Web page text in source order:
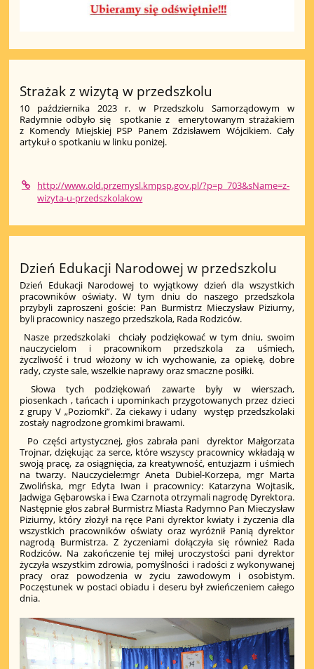
Strażak z wizytą w przedszkolu
10 października 2023 r. w Przedszkolu Samorządowym w
Radymnie odbyło się spotkanie z emerytowanym strażakiem
z Komendy Miejskiej PSP Panem Zdzisławem Wójcikiem. Cały
artykuł o spotkaniu w linku poniżej.
http://www.old.przemysl.kmpsp.gov.pl/?p=p_703&sName=z-
wizyta-u-przedszkolakow
Dzień Edukacji Narodowej w przedszkolu
Dzień Edukacji Narodowej to wyjątkowy dzień dla wszystkich
pracowników oświaty. W tym dniu do naszego przedszkola
przybyli zaproszeni goście: Pan Burmistrz Mieczysław Piziurny,
byli pracownicy naszego przedszkola, Rada Rodziców.
Nasze przedszkolaki chciały podziękować w tym dniu, swoim
nauczycielom i pracownikom przedszkola za uśmiech,
życzliwość i trud włożony w ich wychowanie, za opiekę, dobre
rady, czyste sale, wszelkie naprawy oraz smaczne posiłki.
Słowa tych podziękowań zawarte były w wierszach,
piosenkach , tańcach i upominkach przygotowanych przez dzieci
z grupy V „Poziomki”. Za ciekawy i udany występ przedszkolaki
zostały nagrodzone gromkimi brawami.
Po części artystycznej, głos zabrała pani dyrektor Małgorzata
Trojnar, dziękując za serce, które wszyscy pracownicy wkładają w
swoją pracę, za osiągnięcia, za kreatywność, entuzjazm i uśmiech
na twarzy. Nauczyciele:mgr Aneta Dubiel-Korzepa, mgr Marta
Zwolińska, mgr Edyta Iwan i pracownicy: Katarzyna Wojtasik,
Jadwiga Gębarowska i Ewa Czarnota otrzymali nagrodę Dyrektora.
Następnie głos zabrał Burmistrz Miasta Radymno Pan Mieczysław
Piziurny, który złożył na ręce Pani dyrektor kwiaty i życzenia dla
wszystkich pracowników oświaty oraz wyróżnił Panią dyrektor
nagrodą Burmistrza. Z życzeniami dołączyła się również Rada
Rodziców. Na zakończenie tej miłej uroczystości pani dyrektor
życzyła wszystkim zdrowia, pomyślności i radości z wykonywanej
pracy oraz powodzenia w życiu zawodowym i osobistym.
Poczęstunek w postaci obiadu i deseru był zwieńczeniem całego
dnia.